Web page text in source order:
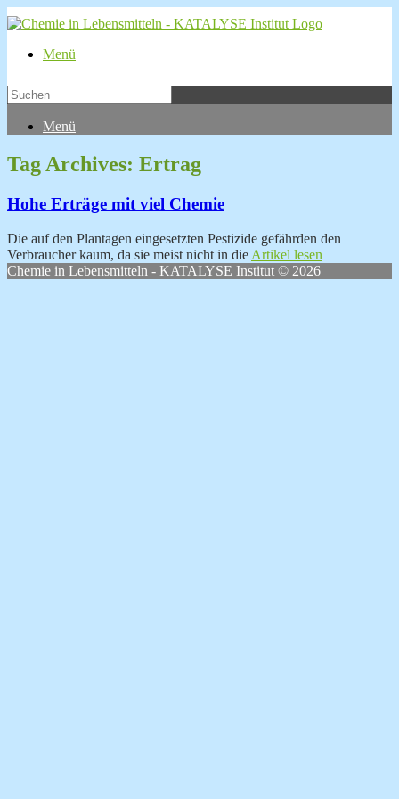
Menü
Menü
Tag Archives: Ertrag
Hohe Erträge mit viel Chemie
Die auf den Plantagen eingesetzten Pestizide gefährden den
Verbraucher kaum, da sie meist nicht in die Artikel lesen
Chemie in Lebensmitteln - KATALYSE Institut © 2026